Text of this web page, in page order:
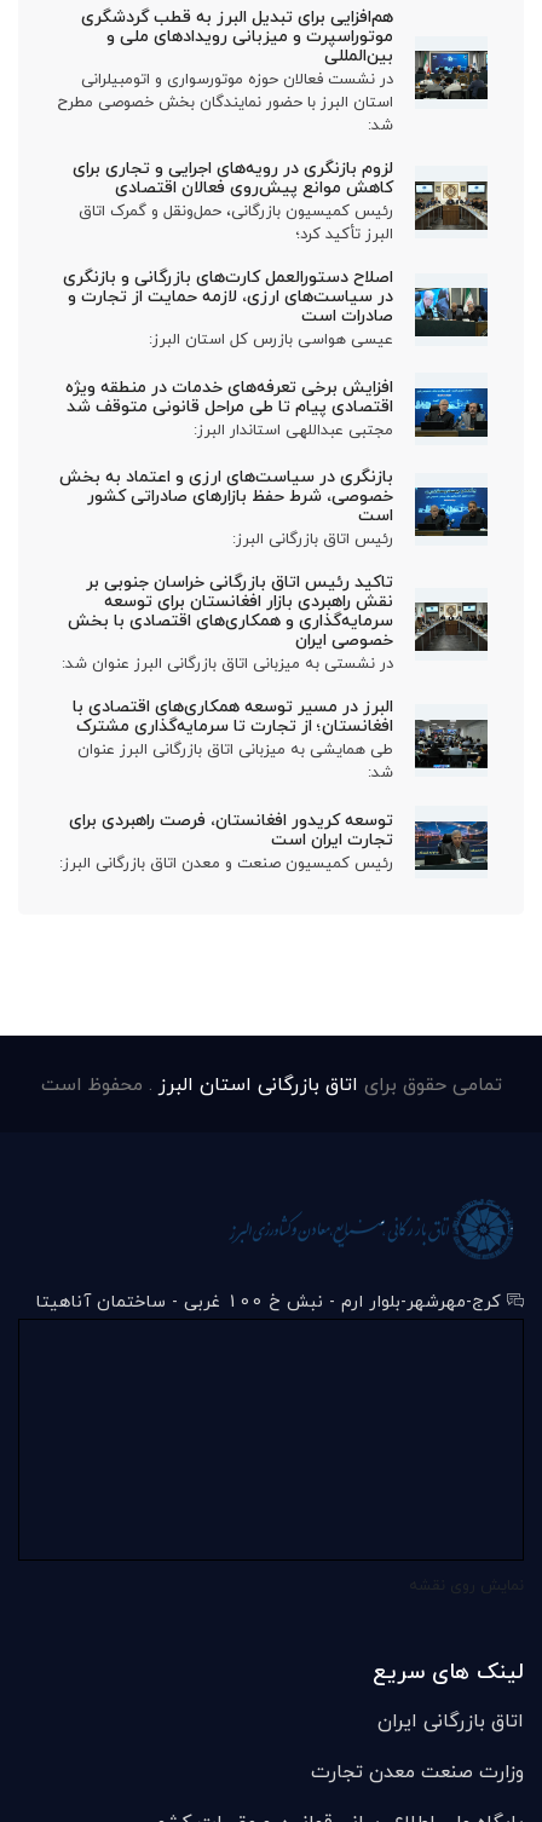
هم‌افزایی برای تبدیل البرز به قطب گردشگری
موتوراسپرت و میزبانی رویدادهای ملی و
بین‌المللی
در نشست فعالان حوزه موتورسواری و اتومبیلرانی
استان البرز با حضور نمایندگان بخش خصوصی مطرح
شد:
لزوم بازنگری در رویه‌های اجرایی و تجاری برای
کاهش موانع پیش‌روی فعالان اقتصادی
رئیس کمیسیون بازرگانی، حمل‌ونقل و گمرک اتاق
البرز تأکید کرد؛
اصلاح دستورالعمل کارت‌های بازرگانی و بازنگری
در سیاست‌های ارزی، لازمه حمایت از تجارت و
صادرات است
عیسی هواسی بازرس کل استان البرز:
افزایش برخی تعرفه‌های خدمات در منطقه ویژه
اقتصادی پیام تا طی مراحل قانونی متوقف شد
مجتبی عبداللهی استاندار البرز:
بازنگری در سیاست‌های ارزی و اعتماد به بخش
خصوصی، شرط حفظ بازارهای صادراتی کشور
است
رئیس اتاق بازرگانی البرز:
تاکید رئیس اتاق بازرگانی خراسان جنوبی بر
نقش راهبردی بازار افغانستان برای توسعه
سرمایه‌گذاری و همکاری‌های اقتصادی با بخش
خصوصی ایران
در نشستی به میزبانی اتاق بازرگانی البرز عنوان شد:
البرز در مسیر توسعه همکاری‌های اقتصادی با
افغانستان؛ از تجارت تا سرمایه‌گذاری مشترک
طی همایشی به میزبانی اتاق بازرگانی البرز عنوان
شد:
توسعه کریدور افغانستان، فرصت راهبردی برای
تجارت ایران است
رئیس کمیسیون صنعت و معدن اتاق بازرگانی البرز:
تمامی حقوق برای اتاق بازرگانی استان البرز . محفوظ است
کرج-مهرشهر-بلوار ارم - نبش خ 100 غربی - ساختمان آناهیتا
لینک های سریع
اتاق بازرگانی ایران
وزارت صنعت معدن تجارت